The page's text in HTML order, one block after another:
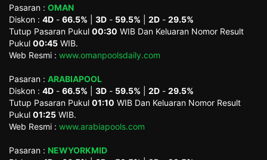
Pasaran : OMAN
Diskon : 4D - 66.5% 3D - 59.5% 2D - 29.5%
Tutup Pasaran Pukul 00:30 WIB Dan Keluaran Nomor Result
Pukul 00:45 WIB.
Web Resmi : www.omanpoolsdaily.com
Pasaran : ARABIAPOOL
Diskon : 4D - 66.5% 3D - 59.5% 2D - 29.5%
Tutup Pasaran Pukul 01:10 WIB Dan Keluaran Nomor Result
Pukul 01:25 WIB.
Web Resmi : www.arabiapools.com
Pasaran : NEWYORKMID